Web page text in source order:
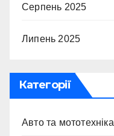
Серпень 2025
Липень 2025
Категорії
Авто та мототехніка